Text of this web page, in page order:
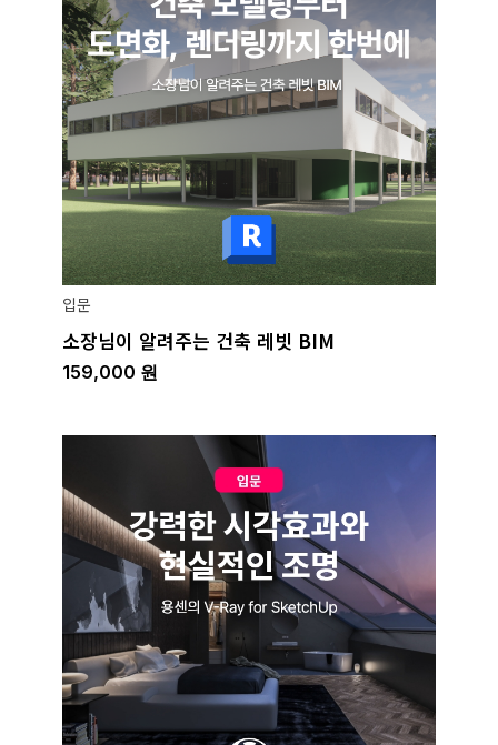
입문
소장님이 알려주는 건축 레빗 BIM
159,000 원